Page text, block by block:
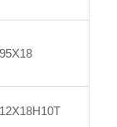
95Х18
12Х18Н10Т